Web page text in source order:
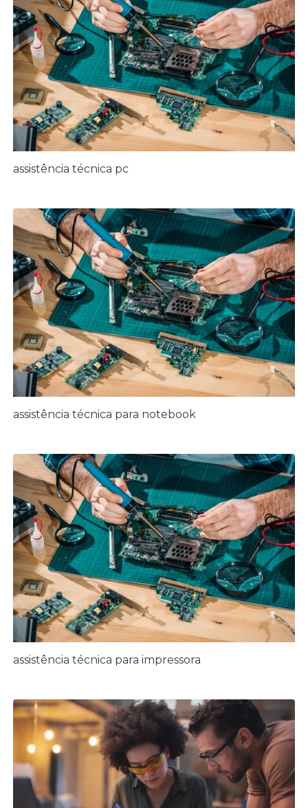
assistência técnica pc
assistência técnica para notebook
assistência técnica para impressora